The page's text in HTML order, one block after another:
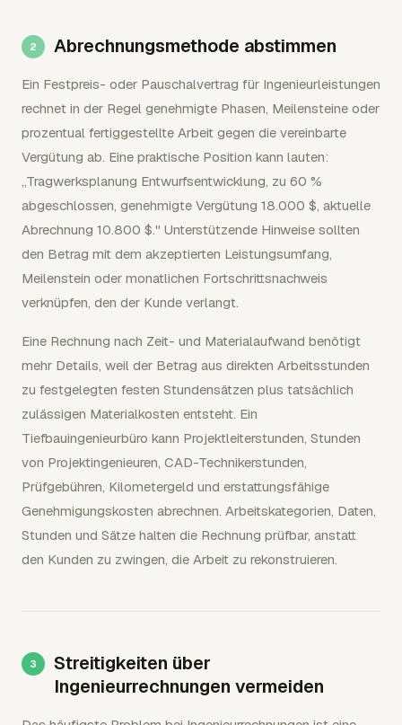
Abrechnungsmethode abstimmen
Ein Festpreis- oder Pauschalvertrag für Ingenieurleistungen
rechnet in der Regel genehmigte Phasen, Meilensteine oder
prozentual fertiggestellte Arbeit gegen die vereinbarte
Vergütung ab. Eine praktische Position kann lauten:
„Tragwerksplanung Entwurfsentwicklung, zu 60 %
abgeschlossen, genehmigte Vergütung 18.000 $, aktuelle
Abrechnung 10.800 $." Unterstützende Hinweise sollten
den Betrag mit dem akzeptierten Leistungsumfang,
Meilenstein oder monatlichen Fortschrittsnachweis
verknüpfen, den der Kunde verlangt.
Eine Rechnung nach Zeit- und Materialaufwand benötigt
mehr Details, weil der Betrag aus direkten Arbeitsstunden
zu festgelegten festen Stundensätzen plus tatsächlich
zulässigen Materialkosten entsteht. Ein
Tiefbauingenieurbüro kann Projektleiterstunden, Stunden
von Projektingenieuren, CAD-Technikerstunden,
Prüfgebühren, Kilometergeld und erstattungsfähige
Genehmigungskosten abrechnen. Arbeitskategorien, Daten,
Stunden und Sätze halten die Rechnung prüfbar, anstatt
den Kunden zu zwingen, die Arbeit zu rekonstruieren.
Streitigkeiten über
Ingenieurrechnungen vermeiden